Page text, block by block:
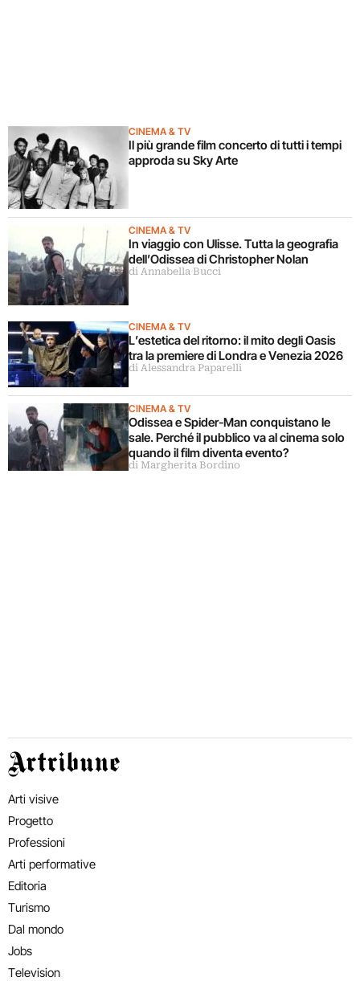
CINEMA & TV
Il più grande film concerto di tutti i tempi
approda su Sky Arte
CINEMA & TV
In viaggio con Ulisse. Tutta la geografia
dell’Odissea di Christopher Nolan
di Annabella Bucci
CINEMA & TV
L’estetica del ritorno: il mito degli Oasis
tra la premiere di Londra e Venezia 2026
di Alessandra Paparelli
CINEMA & TV
Odissea e Spider-Man conquistano le
sale. Perché il pubblico va al cinema solo
quando il film diventa evento?
di Margherita Bordino
Artribune
Arti visive
Progetto
Professioni
Arti performative
Editoria
Turismo
Dal mondo
Jobs
Television